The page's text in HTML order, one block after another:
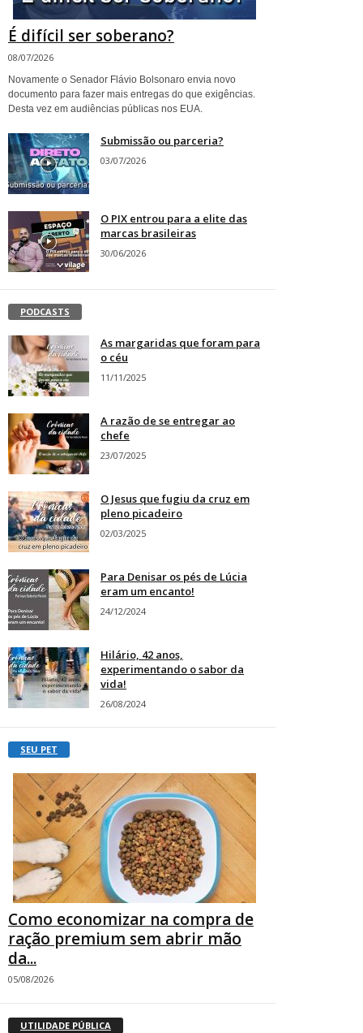
É difícil ser soberano?
08/07/2026
Novamente o Senador Flávio Bolsonaro envia novo
documento para fazer mais entregas do que exigências.
Desta vez em audiências públicas nos EUA.
Submissão ou parceria?
03/07/2026
O PIX entrou para a elite das
marcas brasileiras
30/06/2026
PODCASTS
As margaridas que foram para
o céu
11/11/2025
A razão de se entregar ao
chefe
23/07/2025
O Jesus que fugiu da cruz em
pleno picadeiro
02/03/2025
Para Denisar os pés de Lúcia
eram um encanto!
24/12/2024
Hilário, 42 anos,
experimentando o sabor da
vida!
26/08/2024
SEU PET
Como economizar na compra de
ração premium sem abrir mão
da...
05/08/2026
UTILIDADE PÚBLICA